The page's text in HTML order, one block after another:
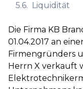
5.6. Liquidität
Die Firma KB
01.04.2017 an
Firmengründers
Herrn X verkauft